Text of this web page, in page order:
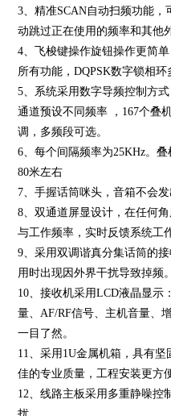
3、 精准SCAN自动扫频功能，
动跳过正在使用的频率和其
4、飞梭键操作旋钮操作更简
所有功能，DQPSK数字锁相环
5、系统采用数字导频控制方
通道预设不同频率 ，167个叠
调，多频段可选
6、每个间隔频率为25KHz。
80米左右
7、手握话筒咪头，音箱不
8、双通道屏显设计，在任何
与工作频率，实时反馈系统工
9、采用双调谐真分集话筒的
用时出现因外界干扰导致掉频。
10、接收机采用LCD液晶显示
量、AF/RF信号、主机音量、
一目了然。
11、采用1U金属机箱，具有
佳的专业质量，工程安装更方
12、线路主板采用多重静噪控